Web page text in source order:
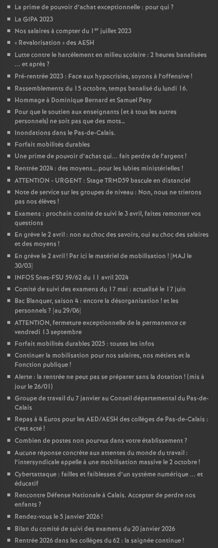
La prime de pouvoir d’achat exceptionnelle : pour qui ?
La GIPA 2023
Nos salaires à compter du 1 er juillet 2023
« Revalorisation » des AESH
Lutte contre le harcèlement en milieu scolaire : 2 heures banalisées
... et après ?
Pré-rentrée 2023 : Face aux hypocrisies, soyons à l’offensive!
Rassemblements du 15 octobre, temps banalisé du lundi 16.
Hommage à Dominique Bernard et Samuel Paty
Pour que le soutien aux enseignants (et à tous les autres
personnels) ne soit pas que des mots…
Inondations dans le Pas-de-Calais.
Forfait mobilités durables
Une prime de pouvoir d’achat qui... fait perdre de l’argent!
Rentrée 2024 : des moyens….pour les lubies ministérielles !
ATTENTION - URGENT : Stage TRMD59 bascule en distanciel
Note de service sur les groupes de niveau : Non, nous ne trierons
pas nos élèves !
Examens : prochain comité de suivi le 3 avril, faites remonter vos
questions
En grève le 2 avril : non au choc des savoirs, oui au choc des salaires
et des moyens !
En grève le 2 avril! Par ici le matériel de mobilisation ! [MAJ le
30/03]
INFOS Snes-FSU 59/62 du 11 avril 2024
Comité de suivi des examens du 17 mai : actualisé le 17 juin
Bac Blanquer, saison 4 : encore la désorganisation ! et les
personnels ? [au 29/06]
ATTENTION, fermeture exceptionnelle de la permanence ce
vendredi 13 septembre
Forfait mobilités durables 2025 : toutes les infos
Continuer la mobilisation pour nos salaires, nos métiers et la
Fonction publique!
Alerte : la rentrée ne peut pas se préparer sans la dotation ! (mis à
jour le 26/01)
Groupe de travail du 7 janvier au Conseil départemental du Pas-de-
Calais
Repas à 4 Euros pour les AED/AESH des collèges de Pas-de-Calais :
c’est acté!
Combien de postes non pourvus dans votre établissement?
Aucune réponse concrète aux attentes du monde du travail :
l’intersyndicale appelle à une mobilisation massive le 2 octobre!
Cybertattaque : failles et faiblesses d’un système numérique ... et
éducatif
Rencontre Défense Nationale à Calais. Accepter de perdre nos
enfants ?
Rendez-vous le 5 janvier 2026!
Bilan du comité de suivi des examens du 20 janvier 2026
Rentrée 2026 dans les collèges du 62 : la saignée continue!